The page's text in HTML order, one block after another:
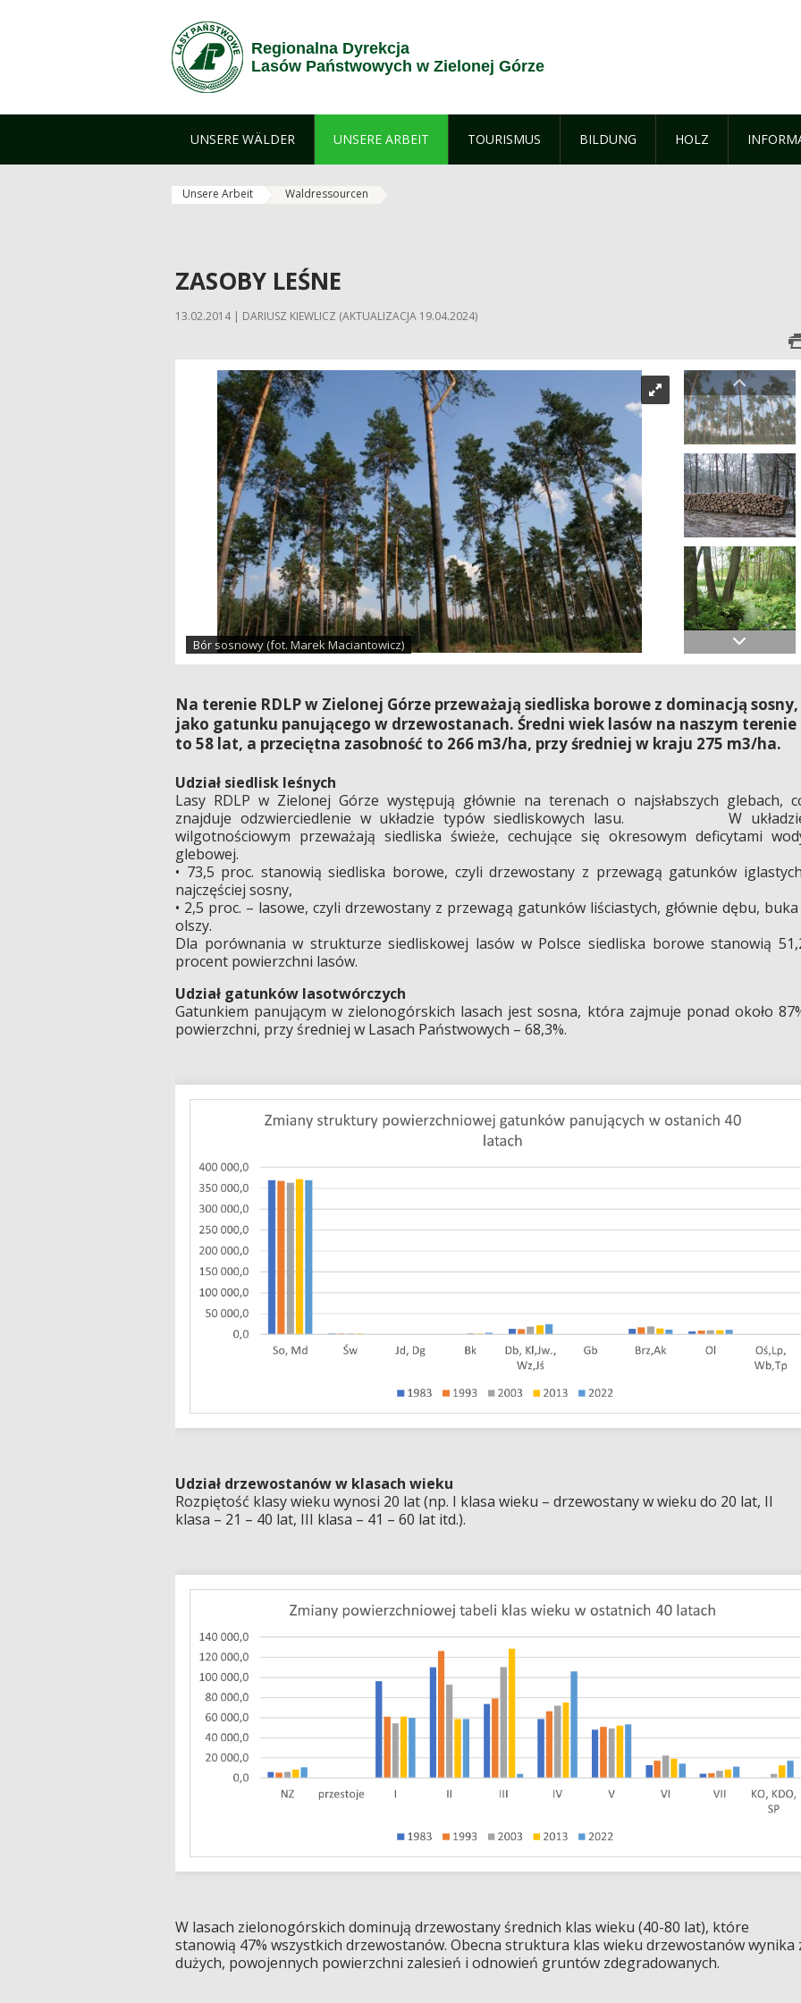
Regionalna Dyrekcja
Lasów Państwowych w Zielonej Górze
UNSERE WÄLDER UNSERE ARBEIT TOURISMUS BILDUNG HOLZ
Unsere Arbeit Waldressourcen
ZASOBY LEŚNE
13.02.2014 | DARIUSZ KIEWLICZ (AKTUALIZACJA 19.04.2024)
Bór sosnowy (fot. Marek Maciantowicz)
Na terenie RDLP w Zielonej Górze przeważają siedliska borowe z dominacją sosny,
jako gatunku panującego w drzewostanach. Średni wiek lasów na naszym terenie
to 58 lat, a przeciętna zasobność to 266 m3/ha, przy średniej w kraju 275 m3/ha.
Udział siedlisk leśnych
Lasy RDLP w Zielonej Górze występują głównie na terenach o najsłabszych glebach,
znajduje odzwierciedlenie w układzie typów siedliskowych lasu. W
wilgotnościowym przeważają siedliska świeże, cechujące się okresowym deficytami
glebowej.
• 73,5 proc. stanowią siedliska borowe, czyli drzewostany z przewagą gatunków
najczęściej sosny,
• 2,5 proc. – lasowe, czyli drzewostany z przewagą gatunków liściastych, głównie dębu,
olszy.
Dla porównania w strukturze siedliskowej lasów w Polsce siedliska borowe stanowią
procent powierzchni lasów.
Udział gatunków lasotwórczych
Gatunkiem panującym w zielonogórskich lasach jest sosna, która zajmuje ponad około
powierzchni, przy średniej w Lasach Państwowych – 68,3%.
Udział drzewostanów w klasach wieku
Rozpiętość klasy wieku wynosi 20 lat (np. I klasa wieku – drzewostany w wieku do 20 lat, II
klasa – 21 – 40 lat, III klasa – 41 – 60 lat itd.).
W lasach zielonogórskich dominują drzewostany średnich klas wieku (40-80 lat), które
stanowią 47% wszystkich drzewostanów. Obecna struktura klas wieku drzewostanów wynika
dużych, powojennych powierzchni zalesień i odnowień gruntów zdegradowanych.